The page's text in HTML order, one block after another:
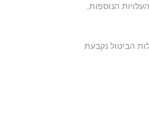
הנוספות.
הביטול נקבעת